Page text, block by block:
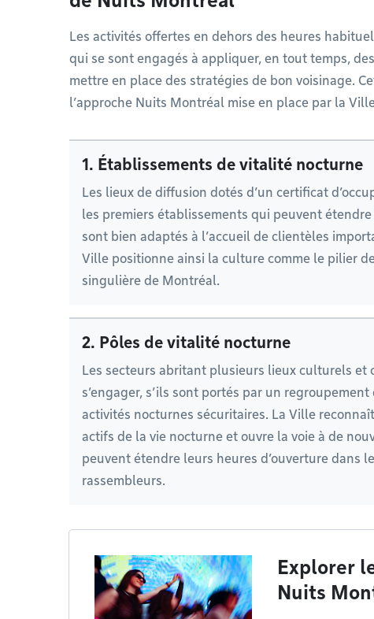
Les activités offertes en dehors des heures
qui se sont engagés à appliquer, en tout temps,
mettre en place des stratégies de bon voisinage.
l’approche Nuits Montréal mise en place par la
1. Établissements de vitalité nocturne
Les lieux de diffusion dotés d’un certificat
les premiers établissements qui peuvent
sont bien adaptés à l’accueil de clientèles
Ville positionne ainsi la culture comme le pilier
singulière de Montréal.
2. Pôles de vitalité nocturne
Les secteurs abritant plusieurs lieux culturels et
s’engager, s’ils sont portés par un
activités nocturnes sécuritaires. La Ville
actifs de la vie nocturne et ouvre la voie à de
peuvent étendre leurs heures d’ouverture dans
rassembleurs.
Explorer
Nuits